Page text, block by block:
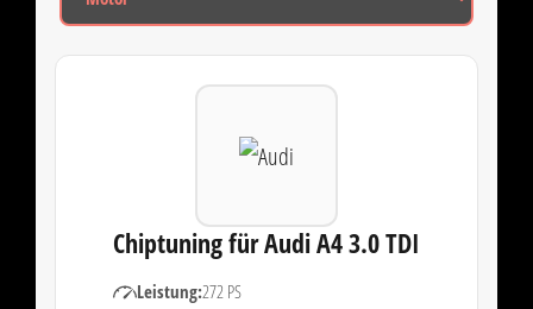
Chiptuning für Audi A4 3.0 TDI
Leistung:272 PS